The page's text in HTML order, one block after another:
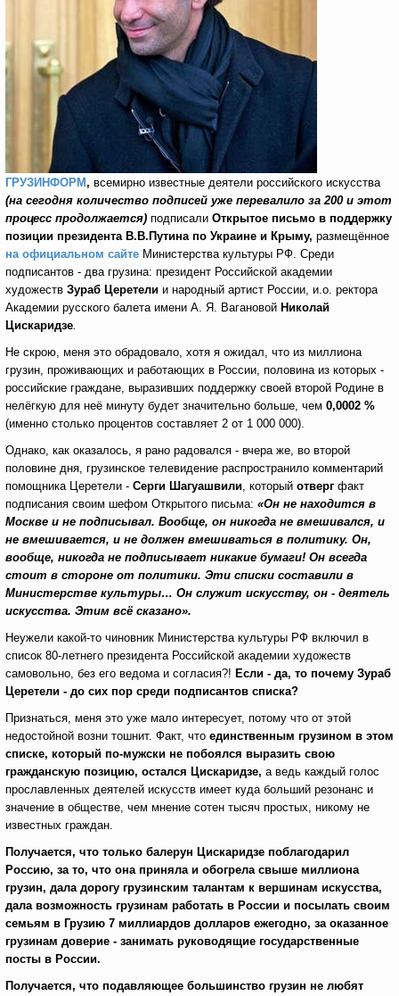
ГРУЗИНФОРМ, всемирно известные деятели российского искусства
(на сегодня количество подписей уже перевалило за 200 и этот
процесс продолжается) подписали Открытое письмо в поддержку
позиции президента В.В.Путина по Украине и Крыму, размещённое
на официальном сайте Министерства культуры РФ. Среди
подписантов - два грузина: президент Российской академии
художеств Зураб Церетели и народный артист России, и.о. ректора
Академии русского балета имени А. Я. Вагановой Николай
Цискаридзе.
Не скрою, меня это обрадовало, хотя я ожидал, что из миллиона
грузин, проживающих и работающих в России, половина из которых -
российские граждане, выразивших поддержку своей второй Родине в
нелёгкую для неё минуту будет значительно больше, чем 0,0002 %
(именно столько процентов составляет 2 от 1 000 000).
Однако, как оказалось, я рано радовался - вчера же, во второй
половине дня, грузинское телевидение распространило комментарий
помощника Церетели - Серги Шагуашвили, который отверг факт
подписания своим шефом Открытого письма: «Он не находится в
Москве и не подписывал. Вообще, он никогда не вмешивался, и
не вмешивается, и не должен вмешиваться в политику. Он,
вообще, никогда не подписывает никакие бумаги! Он всегда
стоит в стороне от политики. Эти списки составили в
Министерстве культуры… Он служит искусству, он - деятель
искусства. Этим всё сказано».
Неужели какой-то чиновник Министерства культуры РФ включил в
список 80-летнего президента Российской академии художеств
самовольно, без его ведома и согласия?! Если - да, то почему Зураб
Церетели - до сих пор среди подписантов списка?
Признаться, меня это уже мало интересует, потому что от этой
недостойной возни тошнит. Факт, что единственным грузином в этом
списке, который по-мужски не побоялся выразить свою
гражданскую позицию, остался Цискаридзе, а ведь каждый голос
прославленных деятелей искусств имеет куда больший резонанс и
значение в обществе, чем мнение сотен тысяч простых, никому не
известных граждан.
Получается, что только балерун Цискаридзе поблагодарил
Россию, за то, что она приняла и обогрела свыше миллиона
грузин, дала дорогу грузинским талантам к вершинам искусства,
дала возможность грузинам работать в России и посылать своим
семьям в Грузию 7 миллиардов долларов ежегодно, за оказанное
грузинам доверие - занимать руководящие государственные
посты в России.
Получается, что подавляющее большинство грузин не любят